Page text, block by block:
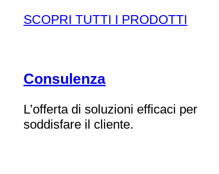
SCOPRI TUTTI I PRODOTTI
Consulenza
L’offerta di soluzioni efficaci per
soddisfare il cliente.